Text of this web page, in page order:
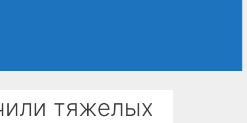
тяжелых